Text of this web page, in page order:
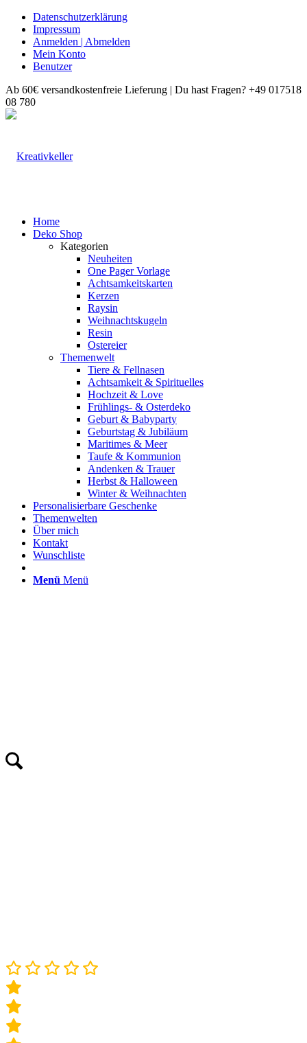
Datenschutzerklärung
Impressum
Anmelden | Abmelden
Mein Konto
Benutzer
Ab 60€ versandkostenfreie Lieferung | Du hast Fragen? +49 017518
08 780
Home
Deko Shop
Kategorien
Neuheiten
One Pager Vorlage
Achtsamkeitskarten
Kerzen
Raysin
Weihnachtskugeln
Resin
Ostereier
Themenwelt
Tiere & Fellnasen
Achtsamkeit & Spirituelles
Hochzeit & Love
Frühlings- & Osterdeko
Geburt & Babyparty
Geburtstag & Jubiläum
Maritimes & Meer
Taufe & Kommunion
Andenken & Trauer
Herbst & Halloween
Winter & Weihnachten
Personalisierbare Geschenke
Themenwelten
Über mich
Kontakt
Wunschliste
Menü Menü